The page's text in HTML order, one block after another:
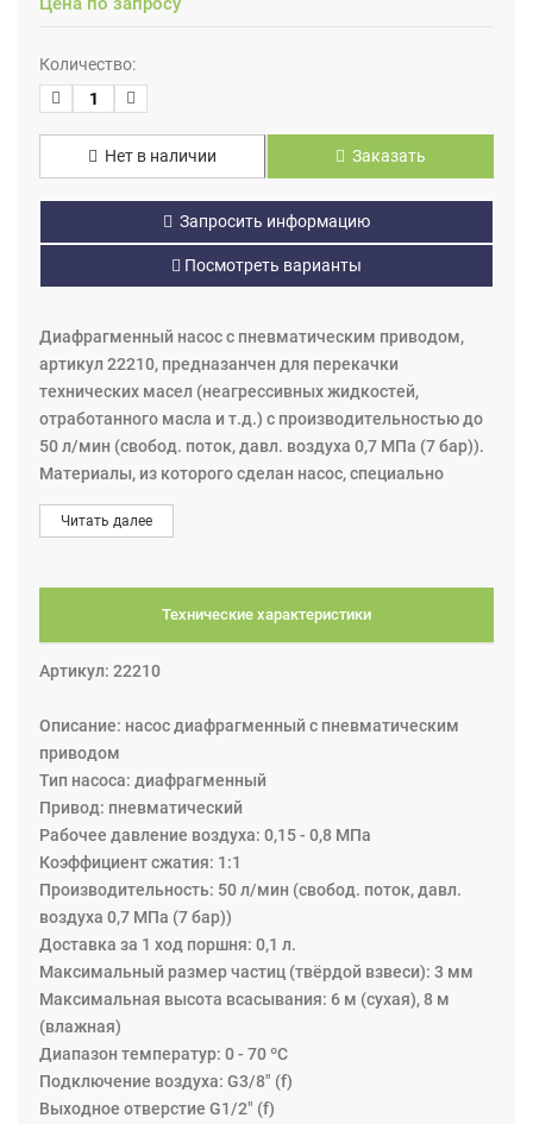
Количество:
Нет в наличии Заказать
Запросить информацию
Посмотреть варианты
Диафрагменный насос с пневматическим приводом,
артикул 22210, предназанчен для перекачки
технических масел (неагрессивных жидкостей,
отработанного масла и т.д.) с производительностью до
50 л/мин (свобод. поток, давл. воздуха 0,7 МПа (7 бар)).
Материалы, из которого сделан насос, специально
подобраны для работы с маслами. Для настенного или
напольного монтажа. Насос предназначен для создания
Читать далее
Технические характеристики
Артикул: 22210
Описание: насос диафрагменный с пневматическим
приводом
Тип насоса: диафрагменный
Привод: пневматический
Рабочее давление воздуха: 0,15 - 0,8 МПа
Коэффициент сжатия: 1:1
Производительность: 50 л/мин (свобод. поток, давл.
воздуха 0,7 МПа (7 бар))
Доставка за 1 ход поршня: 0,1 л.
Максимальный размер частиц (твёрдой взвеси): 3 мм
Максимальная высота всасывания: 6 м (сухая), 8 м
(влажная)
Диапазон температур: 0 - 70 ºC
Подключение воздуха: G3/8" (f)
Выходное отверстие G1/2" (f)